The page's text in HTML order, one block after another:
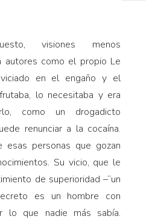
visiones menos
autores como el propio Le
en el engaño y el
lo necesitaba y era
como un drogadicto
renunciar a la cocaína.
esas personas que gozan
Su vicio, que le
de superioridad –“un
es un hombre con
lo que nadie más sabía.